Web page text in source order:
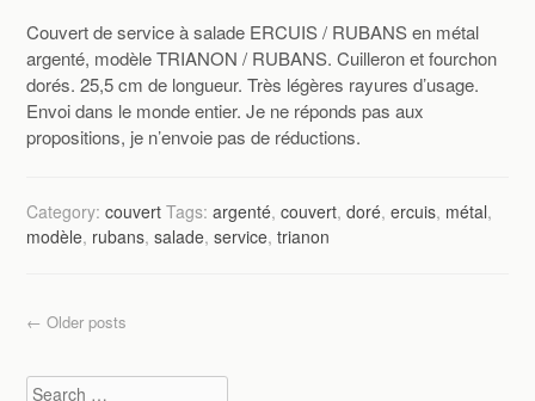
Couvert de service à salade ERCUIS / RUBANS en métal
argenté, modèle TRIANON / RUBANS. Cuilleron et fourchon
dorés. 25,5 cm de longueur. Très légères rayures d’usage.
Envoi dans le monde entier. Je ne réponds pas aux
propositions, je n’envoie pas de réductions.
Category:couvert Tags:argenté,couvert,doré,ercuis, métal,
modèle, rubans,salade,service,trianon
Post navigation
← Older posts
Search